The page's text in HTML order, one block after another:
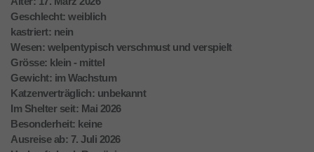
Geschlecht: weiblich
kastriert: nein
Wesen: welpentypisch verschmust und verspielt
Grösse: klein - mittel
Gewicht: im Wachstum
Katzenverträglich: unbekannt
Im Shelter seit: Mai 2026
Besonderheit: keine
Ausreise ab: 7. Juli 2026